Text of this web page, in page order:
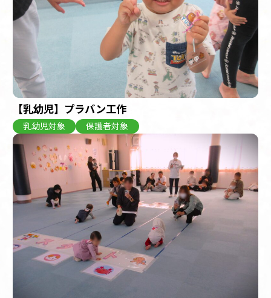
【乳幼児】プラバン工作
乳幼児対象 保護者対象